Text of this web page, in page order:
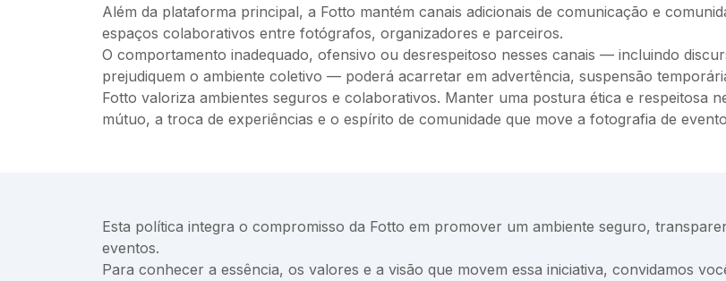
Além da plataforma principal, a Fotto mantém canais adicionais de comunicação e
espaços colaborativos entre fotógrafos, organizadores e parceiros.
O comportamento inadequado, ofensivo ou desrespeitoso nesses canais — incluindo
prejudiquem o ambiente coletivo — poderá acarretar em advertência, suspensão
Fotto valoriza ambientes seguros e colaborativos. Manter uma postura ética e respeitosa
mútuo, a troca de experiências e o espírito de comunidade que move a fotografia de
Esta política integra o compromisso da Fotto em promover um ambiente seguro,
eventos.
Para conhecer a essência, os valores e a visão que movem essa iniciativa, convidamos